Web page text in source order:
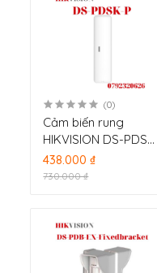
(0)
Cảm biến rung
HIKVISION DS-PDSK-
P
438.000 ₫
730.000 ₫